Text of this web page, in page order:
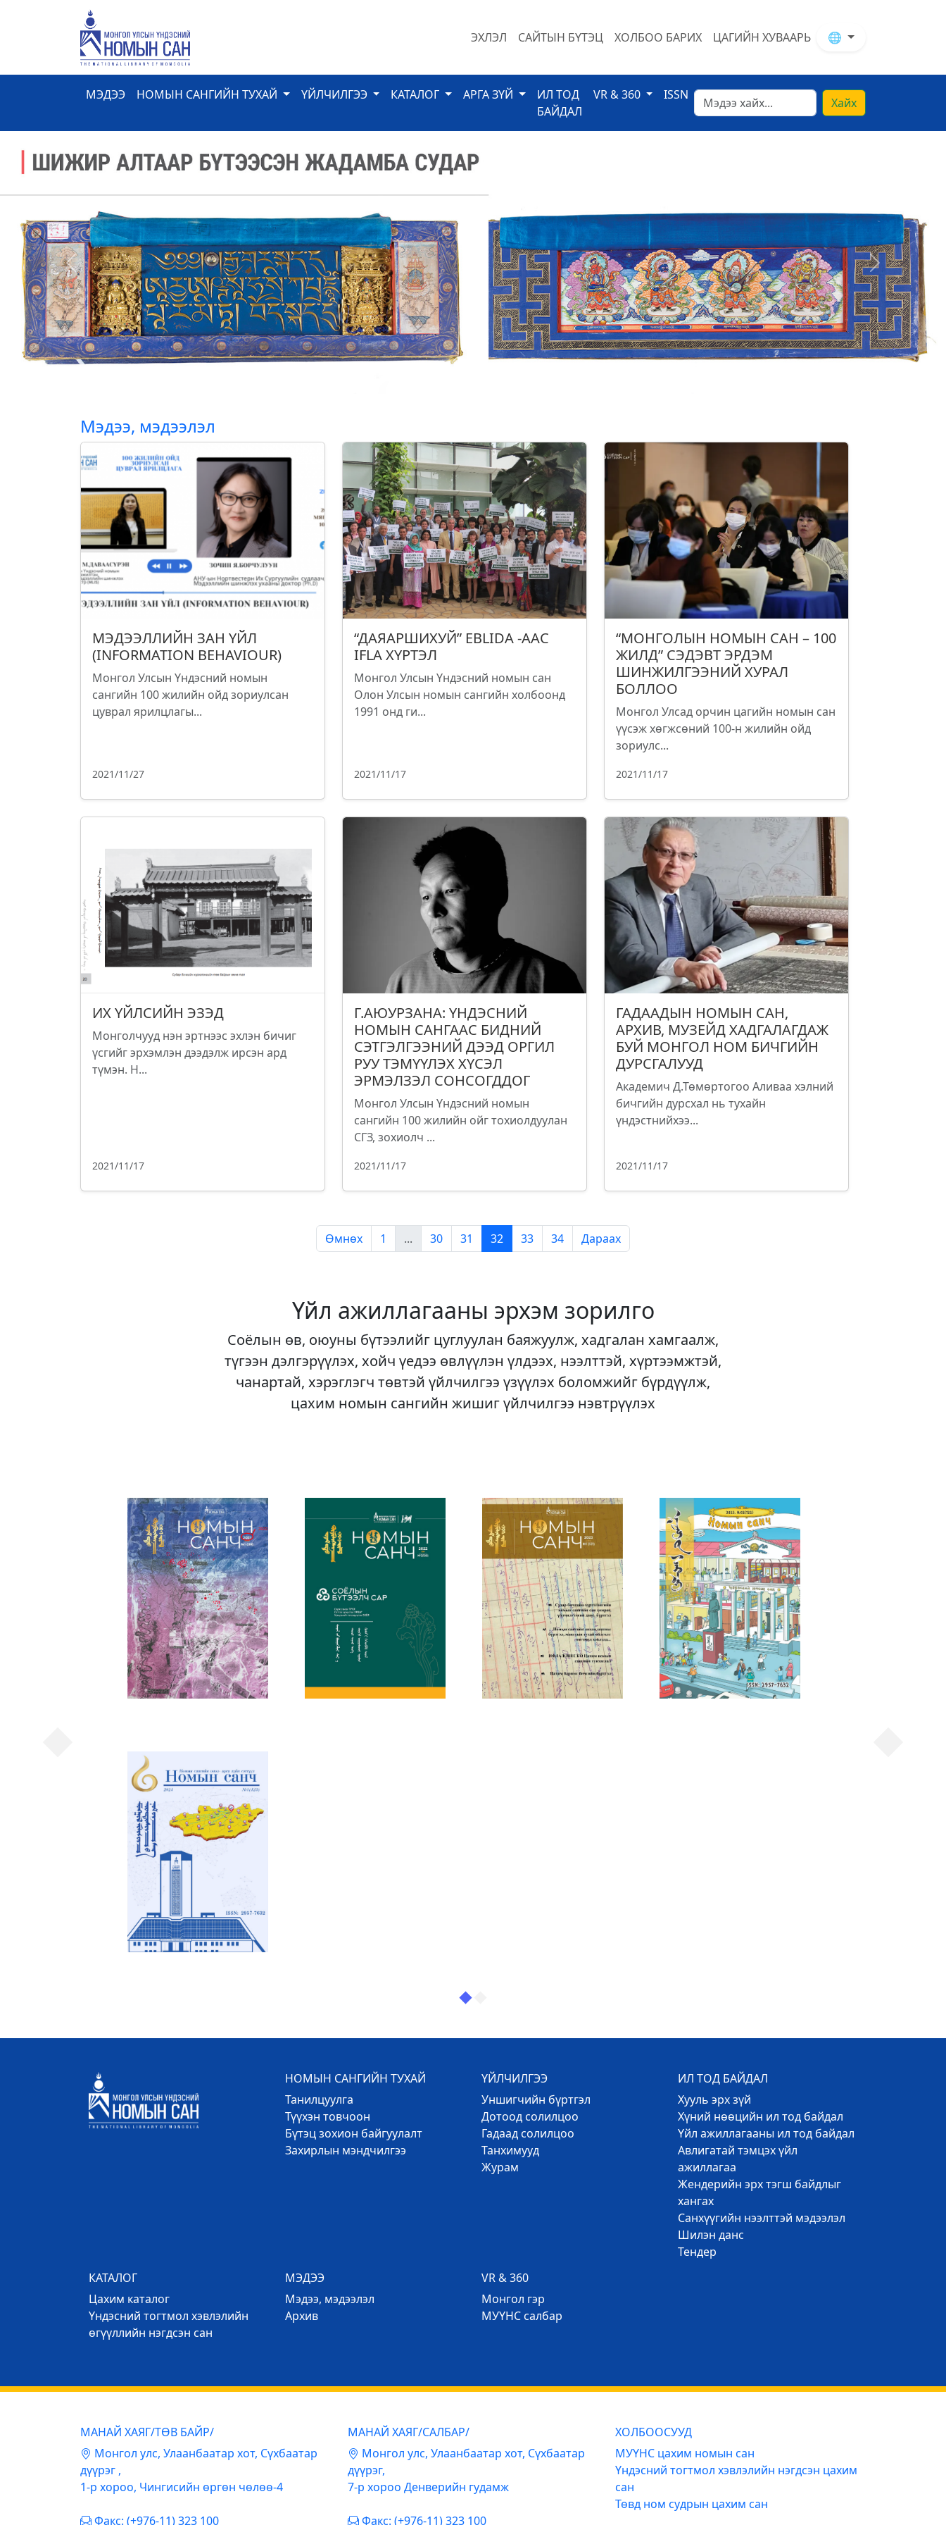
ЭХЛЭЛ САЙТЫН БҮТЭЦ ХОЛБОО БАРИХ ЦАГИЙН ХУВААРЬ 🌐
МЭДЭЭ НОМЫН САНГИЙН ТУХАЙ ҮЙЛЧИЛГЭЭ КАТАЛОГ АРГА ЗҮЙ
ИЛ ТОД
БАЙДАЛ
VR & 360 ISSN
Хайх
Previous Next
Мэдээ, мэдээлэл
МЭДЭЭЛЛИЙН ЗАН ҮЙЛ
(INFORMATION BEHAVIOUR)
Монгол Улсын Үндэсний номын
сангийн 100 жилийн ойд зориулсан
цуврал ярилцлагы...
2021/11/27
“ДАЯАРШИХУЙ” EBLIDA -ААС
IFLA ХҮРТЭЛ
Монгол Улсын Үндэсний номын сан
Олон Улсын номын сангийн холбоонд
1991 онд ги...
2021/11/17
“МОНГОЛЫН НОМЫН САН – 100
ЖИЛД” СЭДЭВТ ЭРДЭМ
ШИНЖИЛГЭЭНИЙ ХУРАЛ
БОЛЛОО
Монгол Улсад орчин цагийн номын сан
үүсэж хөгжсөний 100-н жилийн ойд
зориулс...
2021/11/17
ИХ ҮЙЛСИЙН ЭЗЭД
Монголчууд нэн эртнээс эхлэн бичиг
үсгийг эрхэмлэн дээдэлж ирсэн ард
түмэн. Н...
2021/11/17
Г.АЮУРЗАНА: ҮНДЭСНИЙ
НОМЫН САНГААС БИДНИЙ
СЭТГЭЛГЭЭНИЙ ДЭЭД ОРГИЛ
РУУ ТЭМҮҮЛЭХ ХҮСЭЛ
ЭРМЭЛЗЭЛ СОНСОГДДОГ
Монгол Улсын Үндэсний номын
сангийн 100 жилийн ойг тохиолдуулан
СГЗ, зохиолч ...
2021/11/17
ГАДААДЫН НОМЫН САН,
АРХИВ, МУЗЕЙД ХАДГАЛАГДАЖ
БУЙ МОНГОЛ НОМ БИЧГИЙН
ДУРСГАЛУУД
Академич Д.Төмөртогоо Аливаа хэлний
бичгийн дурсхал нь тухайн
үндэстнийхээ...
2021/11/17
Өмнөх 1 ... 30 31 32 33 34 Дараах
Үйл ажиллагааны эрхэм зорилго
Соёлын өв, оюуны бүтээлийг цуглуулан баяжуулж, хадгалан хамгаалж,
түгээн дэлгэрүүлэх, хойч үедээ өвлүүлэн үлдээх, нээлттэй, хүртээмжтэй,
чанартай, хэрэглэгч төвтэй үйлчилгээ үзүүлэх боломжийг бүрдүүлж,
цахим номын сангийн жишиг үйлчилгээ нэвтрүүлэх
НОМЫН САНГИЙН ТУХАЙ
Танилцуулга
Түүхэн товчоон
Бүтэц зохион байгуулалт
Захирлын мэндчилгээ
ҮЙЛЧИЛГЭЭ
Уншигчийн бүртгэл
Дотоод солилцоо
Гадаад солилцоо
Танхимууд
Журам
ИЛ ТОД БАЙДАЛ
Хууль эрх зүй
Хүний нөөцийн ил тод байдал
Үйл ажиллагааны ил тод байдал
Авлигатай тэмцэх үйл
ажиллагаа
Жендерийн эрх тэгш байдлыг
хангах
Санхүүгийн нээлттэй мэдээлэл
Шилэн данс
Тендер
КАТАЛОГ
Цахим каталог
Үндэсний тогтмол хэвлэлийн
өгүүллийн нэгдсэн сан
МЭДЭЭ
Mэдээ, мэдээлэл
Архив
VR & 360
Mонгол гэр
МУҮНС салбар
МАНАЙ ХАЯГ/ТӨВ БАЙР/
Mонгол улс, Улаанбаатар хот, Сүхбаатар
дүүрэг ,
1-р хороо, Чингисийн өргөн чөлөө-4
Факс: (+976-11) 323 100
МАНАЙ ХАЯГ/САЛБАР/
Mонгол улс, Улаанбаатар хот, Сүхбаатар
дүүрэг,
7-р хороо Денверийн гудамж
Факс: (+976-11) 323 100
ХОЛБООСУУД
МУҮНС цахим номын сан
Үндэсний тогтмол хэвлэлийн нэгдсэн цахим
сан
Төвд ном судрын цахим сан